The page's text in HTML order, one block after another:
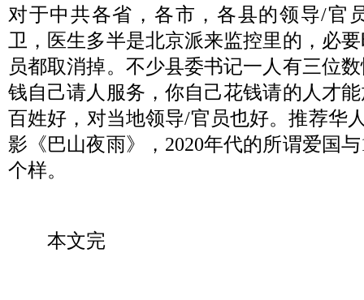
对于中共各省，各市，各县的领导/官
卫，医生多半是北京派来监控里的，必
员都取消掉。不少县委书记一人有三位
钱自己请人服务，你自己花钱请的人才
百姓好，对当地领导/官员也好。推荐华
影《巴山夜雨》， 2020年代的所谓爱国与
个样。
本文完